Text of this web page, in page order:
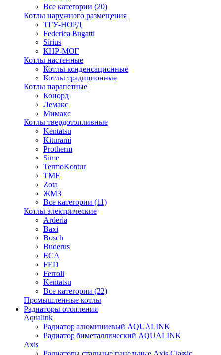
Все категории (20)
Котлы наружного размещения
ТГУ-НОРД
Federica Bugatti
Sirius
КНР-МОГ
Котлы настенные
Котлы конденсационные
Котлы традиционные
Котлы парапетные
Конорд
Лемакс
Мимакс
Котлы твердотопливные
Kentatsu
Kiturami
Protherm
Sime
TermoKontur
TMF
Zota
ЖМЗ
Все категории (11)
Котлы электрические
Arderia
Baxi
Bosch
Buderus
ECA
FED
Ferroli
Kentatsu
Все категории (22)
Промышленные котлы
Радиаторы отопления
Aqualink
Радиатор алюминиевый AQUALINK
Радиатор биметаллический AQUALINK
Axis
Радиаторы стальные панельные Axis Classic